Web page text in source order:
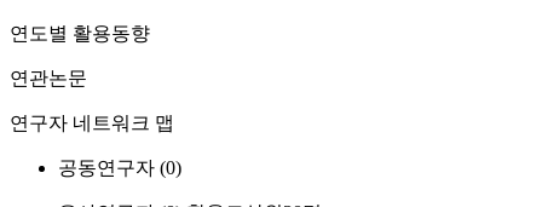
연도별 활용동향
연관논문
연구자 네트워크 맵
공동연구자 (0)